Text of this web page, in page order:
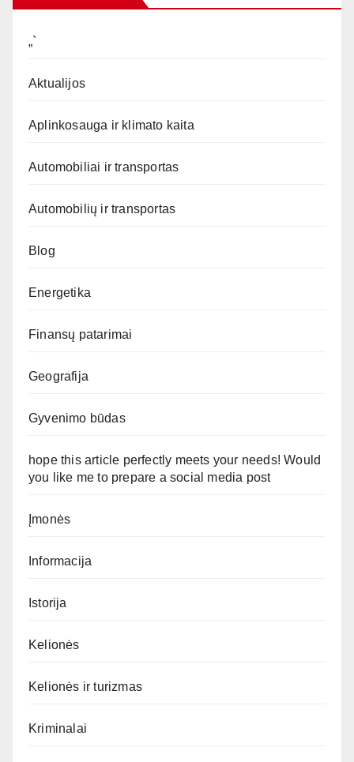
„`
Aktualijos
Aplinkosauga ir klimato kaita
Automobiliai ir transportas
Automobilių ir transportas
Blog
Energetika
Finansų patarimai
Geografija
Gyvenimo būdas
hope this article perfectly meets your needs! Would
you like me to prepare a social media post
Įmonės
Informacija
Istorija
Kelionės
Kelionės ir turizmas
Kriminalai